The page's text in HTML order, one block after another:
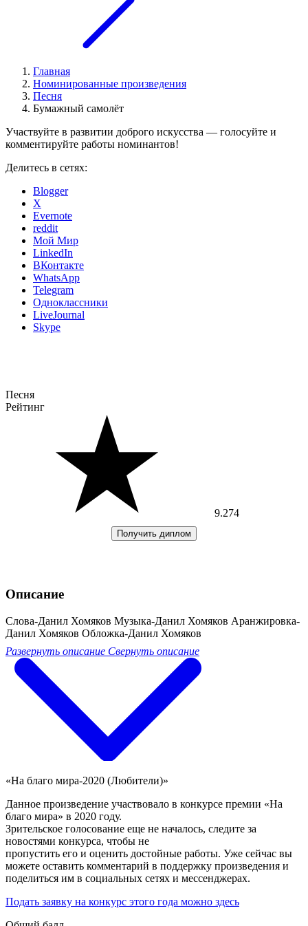
Главная
Номинированные произведения
Песня
Бумажный самолёт
Участвуйте в развитии доброго искусства — голосуйте и
комментируйте работы номинантов!
Делитесь в сетях:
Blogger
X
Evernote
reddit
Мой Мир
LinkedIn
ВКонтакте
WhatsApp
Telegram
Одноклассники
LiveJournal
Skype
Песня
Рейтинг
9.274
Получить диплом
Описание
Слова-Данил Хомяков Музыка-Данил Хомяков Аранжировка-
Данил Хомяков Обложка-Данил Хомяков
Развернуть описание Свернуть описание
«На благо мира-2020 (Любители)»
Данное произведение участвовало в конкурсе премии «На
благо мира» в 2020 году.
Зрительское голосование еще не началось, следите за
новостями конкурса, чтобы не
пропустить его и оценить достойные работы. Уже сейчас вы
можете оставить комментарий в поддержку произведения и
поделиться им в социальных сетях и мессенджерах.
Подать заявку на конкурс этого года можно здесь